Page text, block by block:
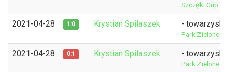
Szczęki Cup
2021-04-28 1:0 Krystian Spilaszek - towarzyski
Park Zielone
2021-04-28 0:1 Krystian Spilaszek - towarzyski
Park Zielone